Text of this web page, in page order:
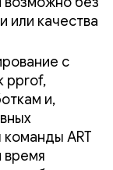
или качества
с
pprof,
и,
ART
время